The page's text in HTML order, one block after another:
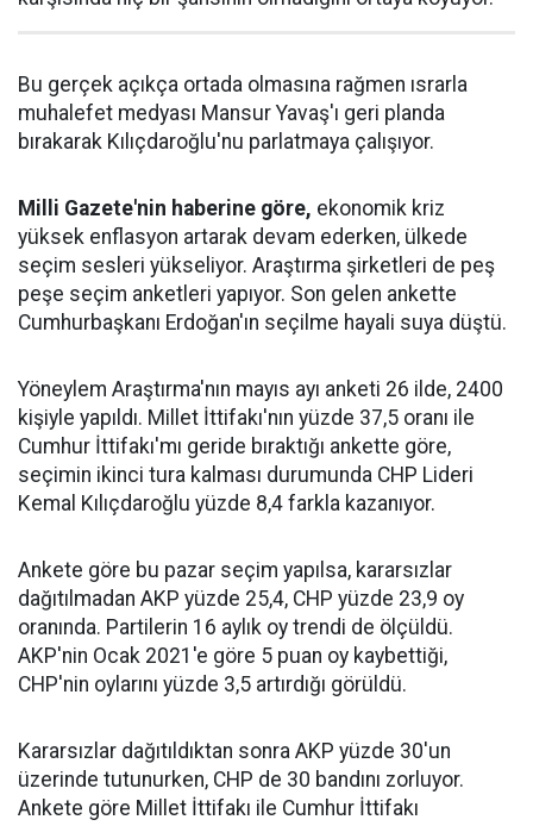
Bu gerçek açıkça ortada olmasına rağmen ısrarla
muhalefet medyası Mansur Yavaş'ı geri planda
bırakarak Kılıçdaroğlu'nu parlatmaya çalışıyor.
Milli Gazete'nin haberine göre, ekonomik kriz
yüksek enflasyon artarak devam ederken, ülkede
seçim sesleri yükseliyor. Araştırma şirketleri de peş
peşe seçim anketleri yapıyor. Son gelen ankette
Cumhurbaşkanı Erdoğan'ın seçilme hayali suya düştü.
Yöneylem Araştırma'nın mayıs ayı anketi 26 ilde, 2400
kişiyle yapıldı. Millet İttifakı'nın yüzde 37,5 oranı ile
Cumhur İttifakı'mı geride bıraktığı ankette göre,
seçimin ikinci tura kalması durumunda CHP Lideri
Kemal Kılıçdaroğlu yüzde 8,4 farkla kazanıyor.
Ankete göre bu pazar seçim yapılsa, kararsızlar
dağıtılmadan AKP yüzde 25,4, CHP yüzde 23,9 oy
oranında. Partilerin 16 aylık oy trendi de ölçüldü.
AKP'nin Ocak 2021'e göre 5 puan oy kaybettiği,
CHP'nin oylarını yüzde 3,5 artırdığı görüldü.
Kararsızlar dağıtıldıktan sonra AKP yüzde 30'un
üzerinde tutunurken, CHP de 30 bandını zorluyor.
Ankete göre Millet İttifakı ile Cumhur İttifakı